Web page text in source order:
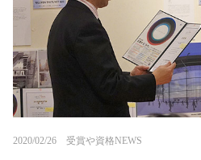
2020/02/26 受賞や資格NEWS